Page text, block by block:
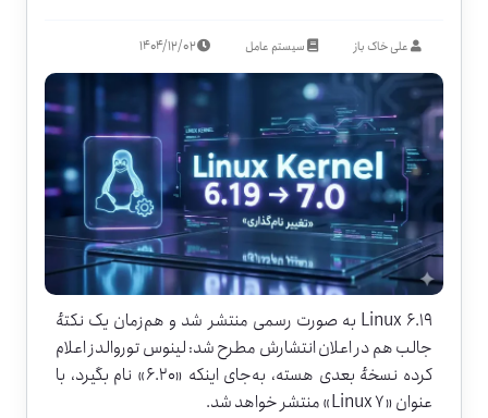
علی خاک باز سیستم عامل ۱۴۰۴/۱۲/۰۲
Linux ۶.۱۹ به صورت رسمی منتشر شد و هم‌زمان یک نکتهٔ
جالب هم در اعلان انتشارش مطرح شد: لینوس توروالدز اعلام
کرده نسخهٔ بعدی هسته، به‌جای اینکه «۶.۲۰» نام بگیرد، با
عنوان «Linux ۷» منتشر خواهد شد.